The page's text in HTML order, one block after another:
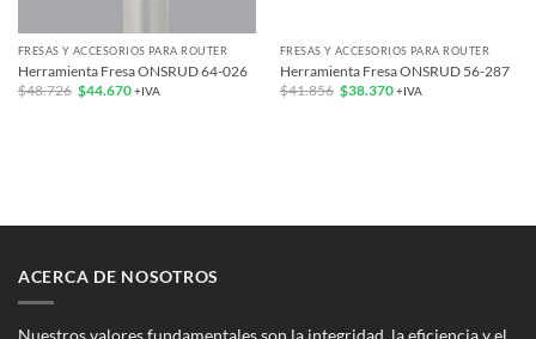
FRESAS Y ACCESORIOS PARA ROUTER
Herramienta Fresa ONSRUD 64-026
$48.726 El
precio
$44.670El+IVA
FRESAS Y ACCESORIOS PARA ROUTER
Herramienta Fresa ONSRUD 56-287
$41.856 El
precio
$38.370El+IVA
ACERCA DE NOSOTROS